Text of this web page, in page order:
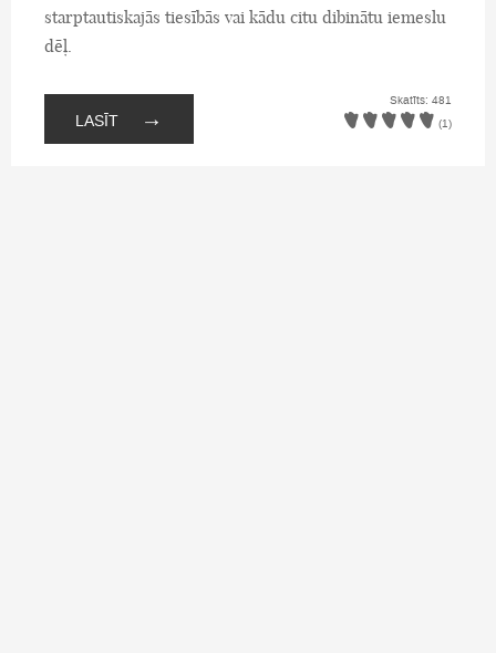
starptautiskajās tiesībās vai kādu citu dibinātu iemeslu
dēļ.
LASĪT →
Skatīts: 481
(1)